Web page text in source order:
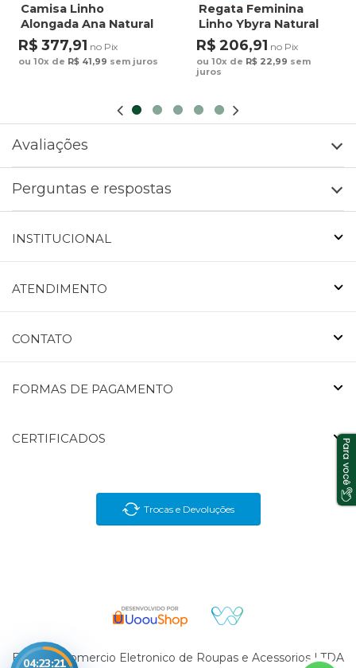
Camisa Linho
Alongada Ana Natural
R$ 377,91 no Pix
ou 10x de R$ 41,99 sem juros
Regata Feminina
Linho Ybyra Natural
R$ 206,91 no Pix
ou 10x de R$ 22,99 sem
juros
Avaliações
Perguntas e respostas
INSTITUCIONAL
ATENDIMENTO
CONTATO
FORMAS DE PAGAMENTO
CERTIFICADOS
Trocas e Devoluções
En Brasil Comercio Eletronico de Roupas e Acessorios LTDA
04:23:21